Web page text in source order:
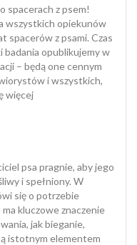
spacerach z psem!
wszystkich opiekunów
spacerów z psami. Czas
badania opublikujemy w
– będą one cennym
i wszystkich,
więcej:
badanie
ogólnopolskie
psa pragnie, aby jego
i spełniony. W
się o potrzebie
kluczowe znaczenie
jak bieganie,
istotnym elementem